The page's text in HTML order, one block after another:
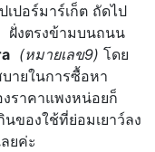
ปอร์มาร์เก็ต ถัดไป
ฝั่งตรงข้ามบนถนน
(หมายเลข9) โดย
ายในการซื้อหา
ราคาแพงหน่อยก็
ของใช้ที่ย่อมเยาว์ลง
ยค่ะ